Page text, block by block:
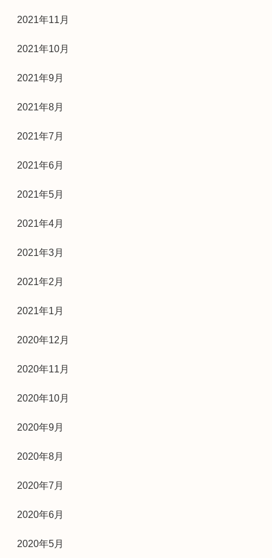
2021年11月
2021年10月
2021年9月
2021年8月
2021年7月
2021年6月
2021年5月
2021年4月
2021年3月
2021年2月
2021年1月
2020年12月
2020年11月
2020年10月
2020年9月
2020年8月
2020年7月
2020年6月
2020年5月